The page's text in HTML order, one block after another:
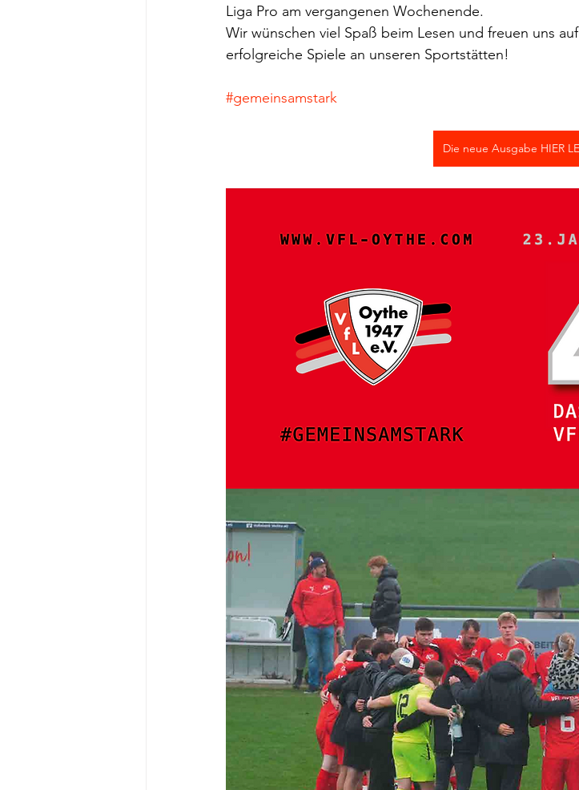
DFB-Fussball-Abzeichen Kindergartengruppe Fußball
Liga Pro am vergangenen Wochenende.
Wir wünschen viel Spaß beim Lesen und freuen uns
erfolgreiche Spiele an unseren Sportstätten!
#gemeinsamstark
Die neue Ausgabe HIER